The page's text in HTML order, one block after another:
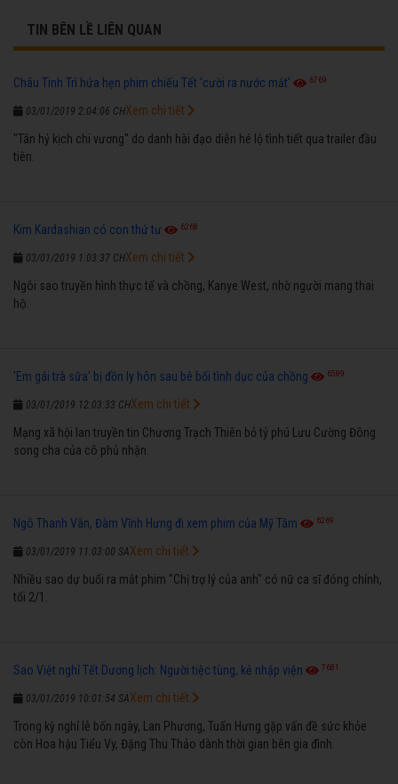
TIN BÊN LỀ LIÊN QUAN
Châu Tinh Trì hứa hẹn phim chiếu Tết 'cười ra nước mắt' 6769
03/01/2019 2:04:06 CH
"Tân hỷ kịch chi vương" do danh hài đạo diễn hé lộ tình tiết qua trailer đầu
tiên.
Xem chi tiết
Kim Kardashian có con thứ tư 6268
03/01/2019 1:03:37 CH
Ngôi sao truyền hình thực tế và chồng, Kanye West, nhờ người mang thai
hộ.
Xem chi tiết
'Em gái trà sữa' bị đồn ly hôn sau bê bối tình dục của chồng 6589
03/01/2019 12:03:33 CH
Mạng xã hội lan truyền tin Chương Trạch Thiên bỏ tỷ phú Lưu Cường Đông
song cha của cô phủ nhận.
Xem chi tiết
Ngô Thanh Vân, Đàm Vĩnh Hưng đi xem phim của Mỹ Tâm 6269
03/01/2019 11:03:00 SA
Nhiều sao dự buổi ra mắt phim "Chị trợ lý của anh" có nữ ca sĩ đóng chính,
tối 2/1.
Xem chi tiết
Sao Việt nghỉ Tết Dương lịch: Người tiệc tùng, kẻ nhập viện 7681
03/01/2019 10:01:54 SA
Trong kỳ nghỉ lễ bốn ngày, Lan Phương, Tuấn Hưng gặp vấn đề sức khỏe
còn Hoa hậu Tiểu Vy, Đặng Thu Thảo dành thời gian bên gia đình.
Xem chi tiết